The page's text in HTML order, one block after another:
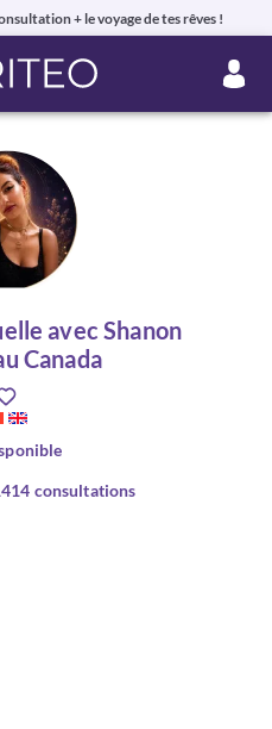
+ le voyage de tes rêves !
avec Shanon
Canada
consultations